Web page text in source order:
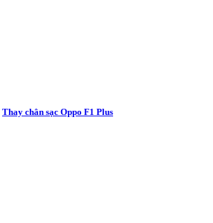
Thay chân sạc Oppo F1 Plus